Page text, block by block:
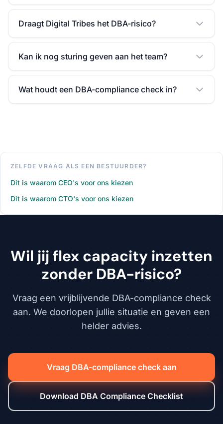
Draagt Digital Tribes het DBA-risico?
Kan ik nog sturing geven aan het team?
Wat houdt een DBA-compliance check in?
ZELFDE VRAAG ALS EEN BESTUURDER?
Dit is waarom CEO's voor ons kiezen
Dit is waarom CTO's voor ons kiezen
Wil jij flex capacity inzetten
zonder DBA-risico?
Vraag een vrijblijvende DBA-compliance check
aan. We doorlopen jullie situatie en geven een
helder advies.
Vraag DBA-compliance check aan
Download DBA Compliance Checklist